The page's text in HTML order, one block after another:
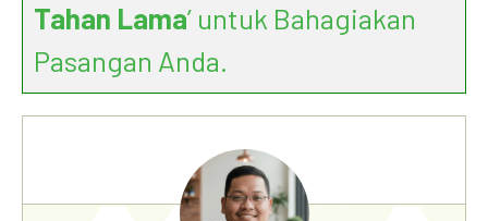
Tahan Lama’ untuk Bahagiakan
Pasangan Anda.